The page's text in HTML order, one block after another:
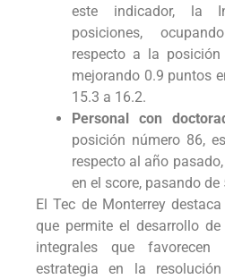
este indicador, la
posiciones,
respecto a la
mejorando 0.9 puntos
15.3 a 16.2.
Personal con
posición número 86,
respecto al año
en el score, pasando de
El Tec de Monterrey
que permite el desarrollo
integrales que
estrategia en la